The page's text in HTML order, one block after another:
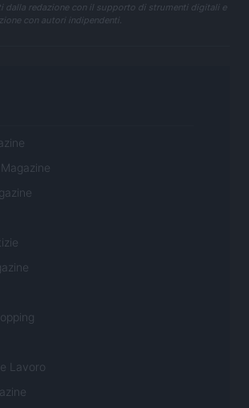
dalla redazione con il supporto di strumenti digitali e
con autori indipendenti.
Lavoro